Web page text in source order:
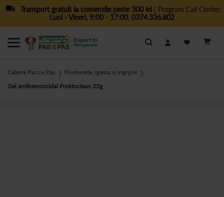
Transport gratuit la comenzile peste 300 lei| Program Call Center:
Luni - Vineri, 9:00 - 17:00, 0374.336.802
Cautare
Catena Pas cu Pas ❯ Frumusete, Igiena si Ingrijire ❯
Gel antihemoroidal Proktoclean 25g